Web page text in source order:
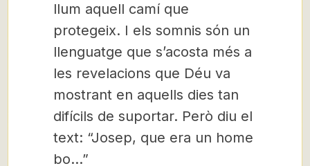
llum aquell camí que
protegeix. I els somnis són un
llenguatge que s’acosta més a
les revelacions que Déu va
mostrant en aquells dies tan
difícils de suportar. Però diu el
text: “Josep, que era un home
bo…”